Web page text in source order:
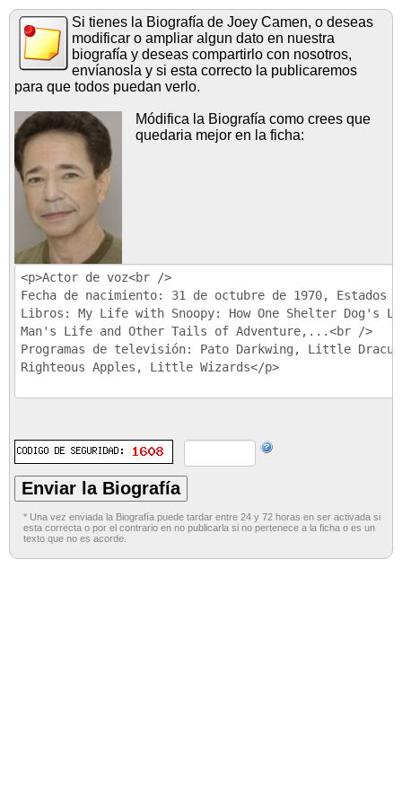
Si tienes la Biografía de Joey Camen, o deseas
modificar o ampliar algun dato en nuestra
biografía y deseas compartirlo con nosotros,
envíanosla y si esta correcto la publicaremos
para que todos puedan verlo.
Módifica la Biografía como crees que
quedaria mejor en la ficha:
* Una vez enviada la Biografía puede tardar entre 24 y 72 horas en ser activada si
esta correcta o por el contrario en no publicarla si no pertenece a la ficha o es un
texto que no es acorde.